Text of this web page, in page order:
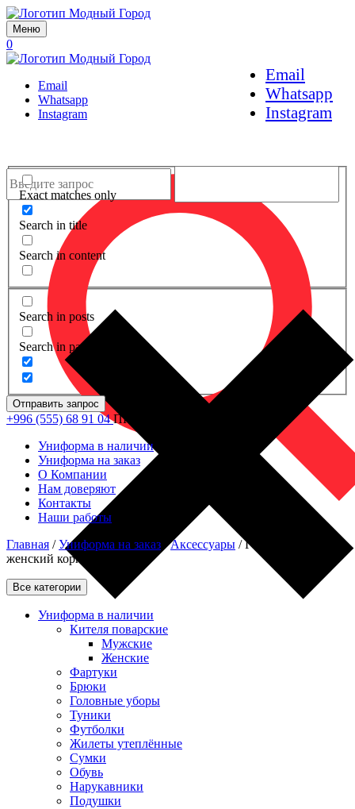
Меню
0
Email
Whatsapp
Instagram
Email
Whatsapp
Instagram
Exact matches only
Search in title
Search in content
Search in posts
Search in pages
Отправить запрос
+996 (555) 68 91 04ПН - ПТ: 09.00 - 18.00
Униформа в наличии
Униформа на заказ
О Компании
Нам доверяют
Контакты
Наши работы
Главная /Униформа на заказ /Аксессуары /Галстук-платок
женский корпоративный
Все категории
Униформа в наличии
Кителя поварские
Мужские
Женские
Фартуки
Брюки
Головные уборы
Туники
Футболки
Жилеты утеплённые
Сумки
Обувь
Нарукавники
Подушки